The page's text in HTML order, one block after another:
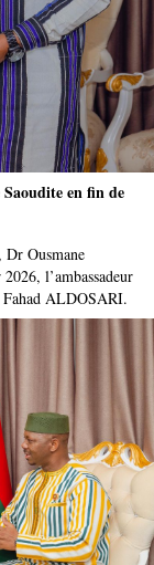
en fin de
Dr Ousmane
l’ambassadeur
Fahad ALDOSARI.